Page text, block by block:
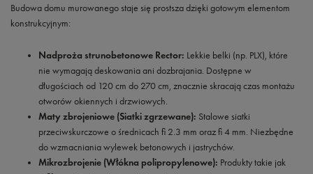
Budowa domu murowanego staje się prostsza dzięki gotowym elementom
konstrukcyjnym:
Nadproża strunobetonowe Rector: Lekkie belki (np. PLX), które
nie wymagają deskowania ani dozbrajania. Dostępne w
długościach od 120 cm do 270 cm, znacznie skracają czas montażu
otworów okiennych i drzwiowych.
Maty zbrojeniowe (Siatki zgrzewane): Stalowe siatki
przeciwskurczowe o średnicach fi 2.3 mm oraz fi 4 mm. Niezbędne
do wzmacniania wylewek betonowych i jastrychów.
Mikrozbrojenie (Włókna polipropylenowe): Produkty takie jak